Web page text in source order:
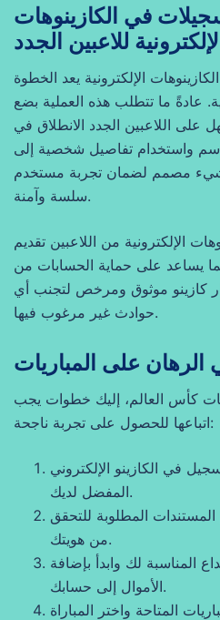
في الكازينوهات
الإلكترونية للاعبين الجدد
الإلكترونية يعد الخطوة
عادةً ما تتطلب هذه العملية بضع
اللاعبين الجدد الانطلاق في
واستخدام تفاصيل شخصية إلى
شيء مصمم لضمان تجربة مستخدم
سلسة وآمنة.
الإلكترونية من اللاعبين تقديم
يساعد على حماية الحسابات من
كازينو موثوق ومرخص لتجنب أي
حوادث غير مرغوب فيها.
الرهان على المباريات
كأس العالم، إليك خطوات يجب
اتباعها للحصول على تجربة ناجحة:
في الكازينو الإلكتروني
المفضل لديك.
المطلوبة للتحقق
من هويتك.
المناسبة لك وابدأ بإضافة
الأموال إلى حسابك.
المتاحة واختر المباراة